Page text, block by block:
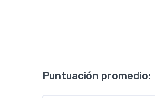
Puntuación promedio: